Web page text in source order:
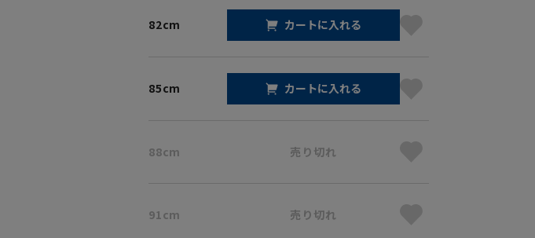
82cm カートに入れる
85cm カートに入れる
88cm 売り切れ
91cm 売り切れ